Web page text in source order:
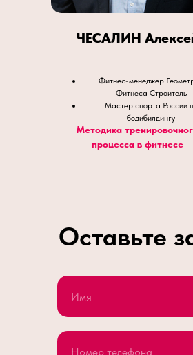
ЧЕСАЛИН
Методика
процесса в фитнесе
Фитнес-менеджер
Фитнеса Строитель
Мастер спорта России
бодибилдингу
Оставьте